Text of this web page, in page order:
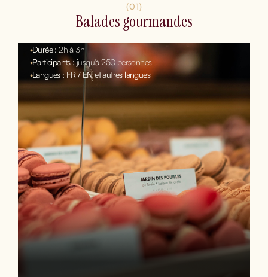
(01)
Balades gourmandes
•Durée :2h à 3h
•Participants :jusqu'à 250 personnes
•Langues : FR / EN et autres langues